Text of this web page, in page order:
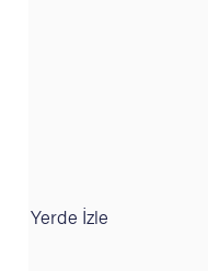
Yerde İzle